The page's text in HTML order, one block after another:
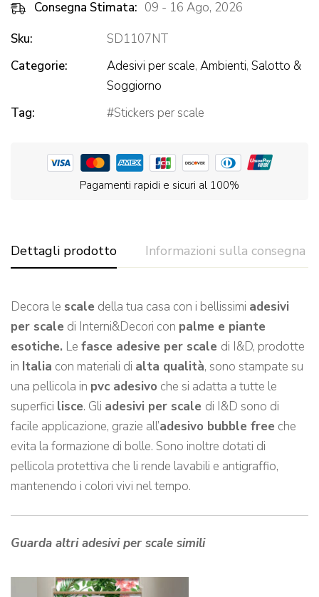
Consegna Stimata: 09 - 16 Ago, 2026
Sku:
SD1107NT
Categorie:
Adesivi per scale, Ambienti, Salotto &
Soggiorno
Tag:
Stickers per scale
Pagamenti rapidi e sicuri al 100%
Dettagli prodotto Informazioni sulla consegna
Decora le scale della tua casa con i bellissimi adesivi
per scale di Interni&Decori con palme e piante
esotiche. Le fasce adesive per scale di I&D, prodotte
in Italia con materiali di alta qualità, sono stampate su
una pellicola in pvc adesivo che si adatta a tutte le
superfici lisce. Gli adesivi per scale di I&D sono di
facile applicazione, grazie all’adesivo bubble free che
evita la formazione di bolle. Sono inoltre dotati di
pellicola protettiva che li rende lavabili e antigraffio,
mantenendo i colori vivi nel tempo.
Guarda altri adesivi per scale simili